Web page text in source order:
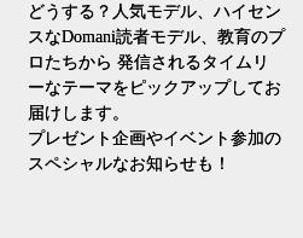
どうする？人気モデル、ハイセン
スなDomani読者モデル、教育のプ
ロたちから 発信されるタイムリ
ーなテーマをピックアップしてお
届けします。
プレゼント企画やイベント参加の
スペシャルなお知らせも！